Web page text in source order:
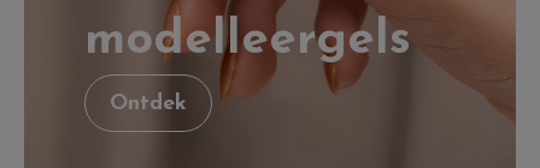
modelleergels
Ontdek